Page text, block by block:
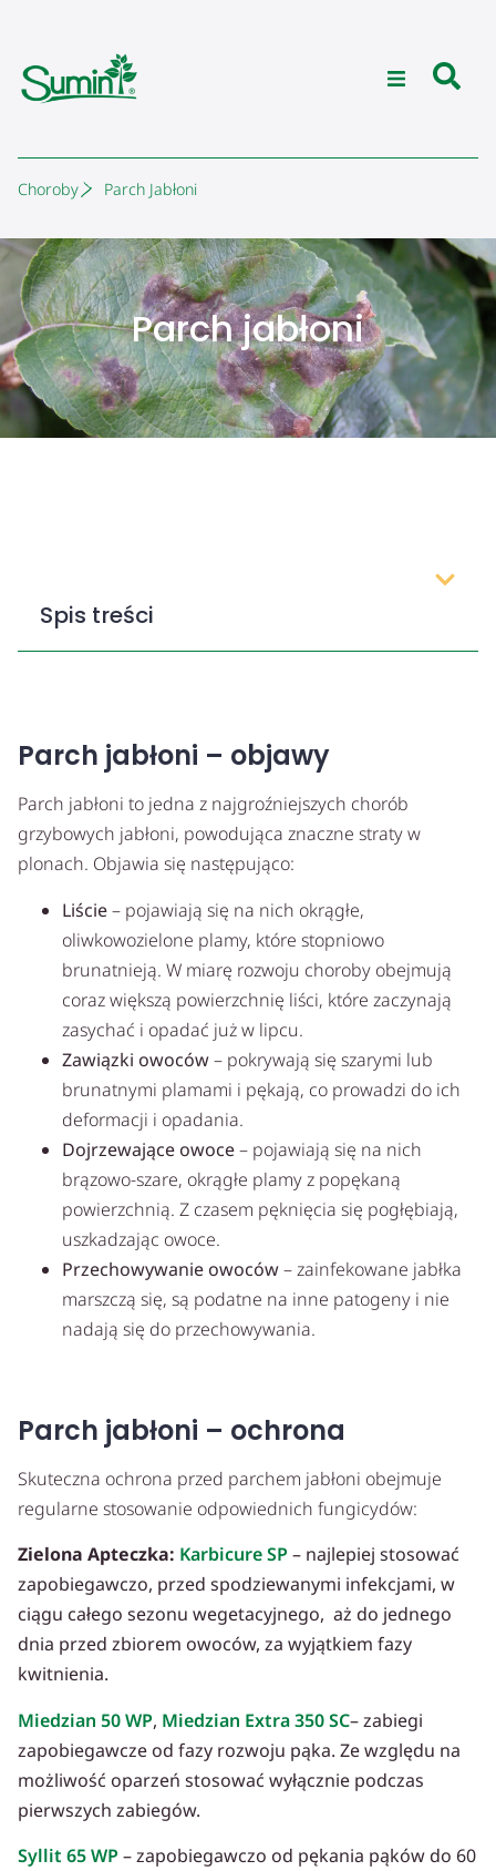
Choroby Parch Jabłoni
Parch jabłoni
Spis treści
Parch jabłoni – objawy
Parch jabłoni to jedna z najgroźniejszych chorób
grzybowych jabłoni, powodująca znaczne straty w
plonach. Objawia się następująco:
Liście– pojawiają się na nich okrągłe,
oliwkowozielone plamy, które stopniowo
brunatnieją. W miarę rozwoju choroby obejmują
coraz większą powierzchnię liści, które zaczynają
zasychać i opadać już w lipcu.
Zawiązki owoców– pokrywają się szarymi lub
brunatnymi plamami i pękają, co prowadzi do ich
deformacji i opadania.
Dojrzewające owoce– pojawiają się na nich
brązowo-szare, okrągłe plamy z popękaną
powierzchnią. Z czasem pęknięcia się pogłębiają,
uszkadzając owoce.
Przechowywanie owoców– zainfekowane jabłka
marszczą się, są podatne na inne patogeny i nie
nadają się do przechowywania.
Parch jabłoni – ochrona
Skuteczna ochrona przed parchem jabłoni obejmuje
regularne stosowanie odpowiednich fungicydów:
Zielona Apteczka: Karbicure SP – najlepiej stosować
zapobiegawczo, przed spodziewanymi infekcjami, w
ciągu całego sezonu wegetacyjnego, aż do jednego
dnia przed zbiorem owoców, za wyjątkiem fazy
kwitnienia.
Miedzian 50 WP, Miedzian Extra 350 SC– zabiegi
zapobiegawcze od fazy rozwoju pąka. Ze względu na
możliwość oparzeń stosować wyłącznie podczas
pierwszych zabiegów.
Syllit 65 WP – zapobiegawczo od pękania pąków do 60